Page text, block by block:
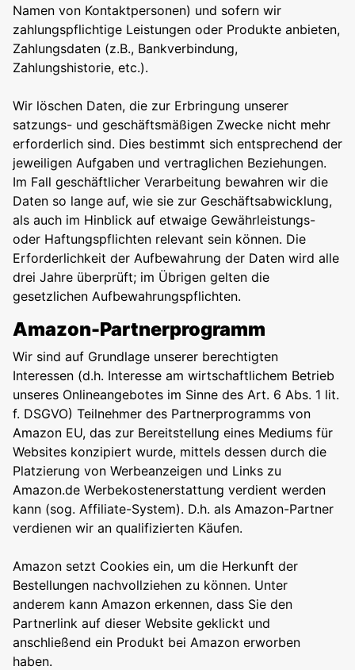
Namen von Kontaktpersonen) und sofern wir
zahlungspflichtige Leistungen oder Produkte anbieten,
Zahlungsdaten (z.B., Bankverbindung,
Zahlungshistorie, etc.).
Wir löschen Daten, die zur Erbringung unserer
satzungs- und geschäftsmäßigen Zwecke nicht mehr
erforderlich sind. Dies bestimmt sich entsprechend der
jeweiligen Aufgaben und vertraglichen Beziehungen.
Im Fall geschäftlicher Verarbeitung bewahren wir die
Daten so lange auf, wie sie zur Geschäftsabwicklung,
als auch im Hinblick auf etwaige Gewährleistungs-
oder Haftungspflichten relevant sein können. Die
Erforderlichkeit der Aufbewahrung der Daten wird alle
drei Jahre überprüft; im Übrigen gelten die
gesetzlichen Aufbewahrungspflichten.
Amazon-Partnerprogramm
Wir sind auf Grundlage unserer berechtigten
Interessen (d.h. Interesse am wirtschaftlichem Betrieb
unseres Onlineangebotes im Sinne des Art. 6 Abs. 1 lit.
f. DSGVO) Teilnehmer des Partnerprogramms von
Amazon EU, das zur Bereitstellung eines Mediums für
Websites konzipiert wurde, mittels dessen durch die
Platzierung von Werbeanzeigen und Links zu
Amazon.de Werbekostenerstattung verdient werden
kann (sog. Affiliate-System). D.h. als Amazon-Partner
verdienen wir an qualifizierten Käufen.
Amazon setzt Cookies ein, um die Herkunft der
Bestellungen nachvollziehen zu können. Unter
anderem kann Amazon erkennen, dass Sie den
Partnerlink auf dieser Website geklickt und
anschließend ein Produkt bei Amazon erworben
haben.